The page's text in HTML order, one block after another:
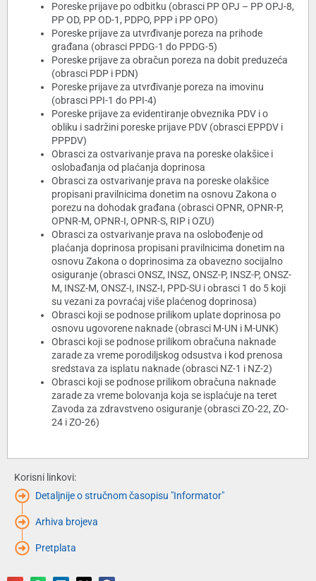
Poreske prijave po odbitku (obrasci PP OPJ – PP OPJ-8,
PP OD, PP OD-1, PDPO, PPP i PP OPO)
Poreske prijave za utvrđivanje poreza na prihode
građana (obrasci PPDG-1 do PPDG-5)
Poreske prijave za obračun poreza na dobit preduzeća
(obrasci PDP i PDN)
Poreske prijave za utvrđivanje poreza na imovinu
(obrasci PPI-1 do PPI-4)
Poreske prijave za evidentiranje obveznika PDV i o
obliku i sadržini poreske prijave PDV (obrasci EPPDV i
PPPDV)
Obrasci za ostvarivanje prava na poreske olakšice i
oslobađanja od plaćanja doprinosa
Obrasci za ostvarivanje prava na poreske olakšice
propisani pravilnicima donetim na osnovu Zakona o
porezu na dohodak građana (obrasci OPNR, OPNR-P,
OPNR-M, OPNR-I, OPNR-S, RIP i OZU)
Obrasci za ostvarivanje prava na oslobođenje od
plaćanja doprinosa propisani pravilnicima donetim na
osnovu Zakona o doprinosima za obavezno socijalno
osiguranje (obrasci ONSZ, INSZ, ONSZ-P, INSZ-P, ONSZ-
M, INSZ-M, ONSZ-I, INSZ-I, PPD-SU i obrasci 1 do 5 koji
su vezani za povraćaj više plaćenog doprinosa)
Obrasci koji se podnose prilikom uplate doprinosa po
osnovu ugovorene naknade (obrasci M-UN i M-UNK)
Obrasci koji se podnose prilikom obračuna naknade
zarade za vreme porodiljskog odsustva i kod prenosa
sredstava za isplatu naknade (obrasci NZ-1 i NZ-2)
Obrasci koji se podnose prilikom obračuna naknade
zarade za vreme bolovanja koja se isplaćuje na teret
Zavoda za zdravstveno osiguranje (obrasci ZO-22, ZO-
24 i ZO-26)
Korisni linkovi:
Detaljnije o stručnom časopisu "Informator"
Arhiva brojeva
Pretplata